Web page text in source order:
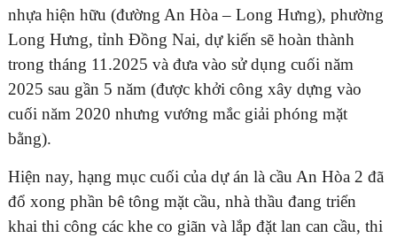
nhựa hiện hữu (đường An Hòa – Long Hưng), phường
Long Hưng, tỉnh Đồng Nai, dự kiến sẽ hoàn thành
trong tháng 11.2025 và đưa vào sử dụng cuối năm
2025 sau gần 5 năm (được khởi công xây dựng vào
cuối năm 2020 nhưng vướng mắc giải phóng mặt
bằng).
Hiện nay, hạng mục cuối của dự án là cầu An Hòa 2 đã
đổ xong phần bê tông mặt cầu, nhà thầu đang triển
khai thi công các khe co giãn và lắp đặt lan can cầu, thi